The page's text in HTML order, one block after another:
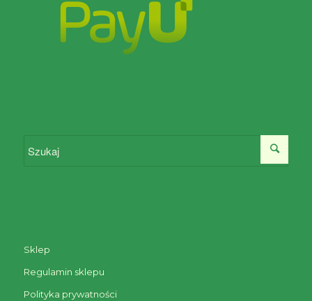
Sklep
Regulamin sklepu
Polityka prywatności